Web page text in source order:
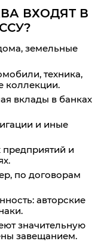
ВХОДЯТ В
земельные
техника,
коллекции.
вклады в банках
и иные
предприятий и
по договорам
авторские
значительную
завещанием.